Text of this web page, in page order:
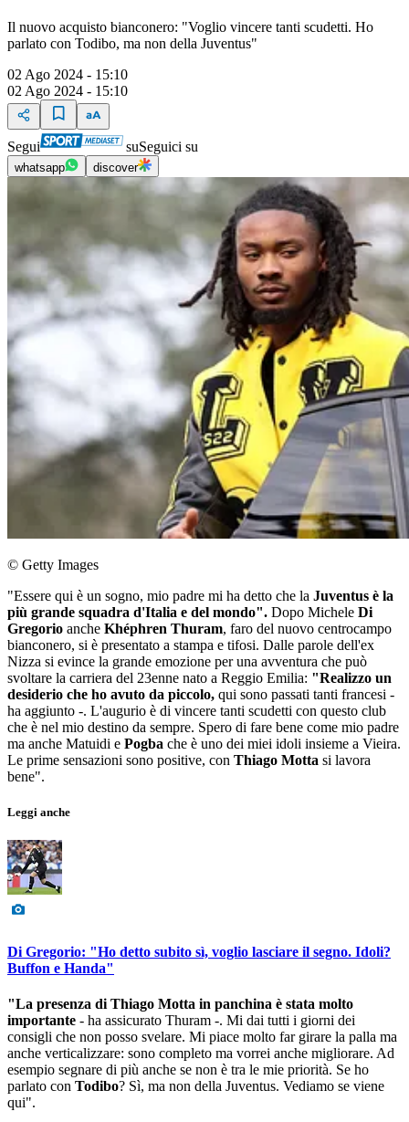
Il nuovo acquisto bianconero: "Voglio vincere tanti scudetti. Ho
parlato con Todibo, ma non della Juventus"
02 Ago 2024 - 15:10
02 Ago 2024 - 15:10
Segui suSeguici su
whatsapp discover
© Getty Images
"Essere qui è un sogno, mio padre mi ha detto che la Juventus è la
più grande squadra d'Italia e del mondo". Dopo Michele Di
Gregorio anche Khéphren Thuram, faro del nuovo centrocampo
bianconero, si è presentato a stampa e tifosi. Dalle parole dell'ex
Nizza si evince la grande emozione per una avventura che può
svoltare la carriera del 23enne nato a Reggio Emilia: "Realizzo un
desiderio che ho avuto da piccolo, qui sono passati tanti francesi -
ha aggiunto -. L'augurio è di vincere tanti scudetti con questo club
che è nel mio destino da sempre. Spero di fare bene come mio padre
ma anche Matuidi e Pogba che è uno dei miei idoli insieme a Vieira.
Le prime sensazioni sono positive, con Thiago Motta si lavora
bene".
Leggi anche
Di Gregorio: "Ho detto subito sì, voglio lasciare il segno. Idoli?
Buffon e Handa"
"La presenza di Thiago Motta in panchina è stata molto
importante - ha assicurato Thuram -. Mi dai tutti i giorni dei
consigli che non posso svelare. Mi piace molto far girare la palla ma
anche verticalizzare: sono completo ma vorrei anche migliorare. Ad
esempio segnare di più anche se non è tra le mie priorità. Se ho
parlato con Todibo? Sì, ma non della Juventus. Vediamo se viene
qui".